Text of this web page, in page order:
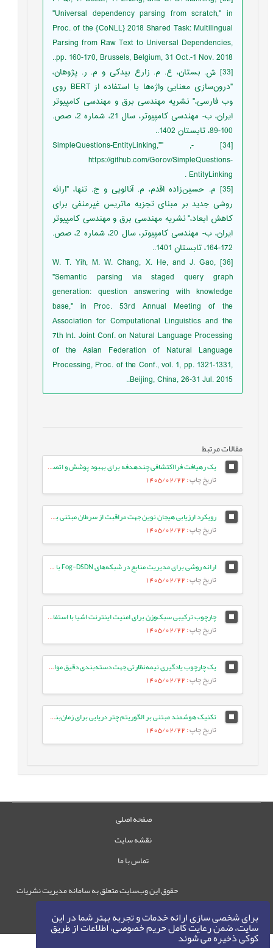
برای شخصی سازی ارائه خدمات و تجربه بهتر شما در این
سایت، ضمن رعایت کامل حریم خصوصی، اطلاعات از طریق
کوکی ذخیره می شوند
"Universal dependency parsing from scratch," in
Proc. of the {CoNLL} 2018 Shared Task: Multilingual
Parsing from Raw Text to Universal Dependencies,
pp. 160-170, Brussels, Belgium, 31 Oct.-1 Nov. 2018..
[33] ش. بستان، ع. م. زارع بیدکی و م. ر. پژوهان،
"درون‌سازی معنایی واژه‌ها با استفاده از BERT روی
وب فارسی،" نشریه مهندسی برق و مهندسی کامپیوتر
ایران، ب- مهندسی کامپیوتر، سال 21، شماره 2، صص.
100-89، تابستان 1402..
[34] -, "SimpleQuestions-EntityLinking,"
https://github.com/Gorov/SimpleQuestions-
EntityLinking .
[35] م. حسین‌زاده اقدم، م. آنالویی و ج. تنها، "ارائه
روشی جدید بر مبنای تجزیه ماتریس غیرمنفی برای
کاهش ابعاد،" نشریه مهندسی برق و مهندسی کامپیوتر
ایران، ب- مهندسی کامپیوتر، سال 20، شماره 2، صص.
172-164، تابستان 1401..
[36] W. T. Yih, M. W. Chang, X. He, and J. Gao,
"Semantic parsing via staged query graph
generation: question answering with knowledge
base," in Proc. 53rd Annual Meeting of the
Association for Computational Linguistics and the
7th Int. Joint Conf. on Natural Language Processing
of the Asian Federation of Natural Language
Processing, Proc. of the Conf., vol. 1, pp. 1321-1331,
Beijing, China, 26-31 Jul. 2015..
مقالات مرتبط
یک رهیافت فرااکتشافی چندهدفه برای بهبود پوشش و اتصال در شبکه‌های حسگر بی‌سیم
تاریخ چاپ: 1405/02/22
رویکرد ارزیابی هیجان نوین جهت مراقبت از سرطان مبتنی بر مدل‌های زبانی بزرگ
تاریخ چاپ: 1405/02/22
ارائه روشی برای مدیریت منابع در شبکه‌های Fog-DSDN با بهره‌گیری از معماری میکروسرویس و شبکه‌های ESN
تاریخ چاپ: 1405/02/22
چارچوب ترکیبی سبک‌وزن برای امنیت اینترنت اشیا با استفاده از جنگل تصادفی بهینه و انتخاب ویژگی تطبیقی در معماری لبه-ابری
تاریخ چاپ: 1405/02/22
یک چارچوب یادگیری نیمه‌نظارتی جهت دسته‌بندی دقیق موارد آزمون با بهره‌گیری از تعبیه‌های زبانی و ویژگی‌های معنایی متن
تاریخ چاپ: 1405/02/22
تکنیک هوشمند مبتنی بر الگوریتم چتر دریایی برای زمان‌بندی وظایف بر اساس اولویت در شبکه‌های IoT/Fog
تاریخ چاپ: 1405/02/22
صفحه اصلی
نقشه سایت
تماس با ما
حقوق این وب‌سایت متعلق به سامانه مدیریت نشریات
رایمگ است.
حق نشر ©
1405-1396